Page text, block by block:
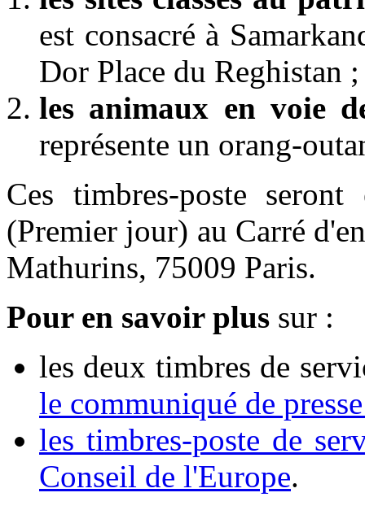
est consacré à
Dor Place du Reghistan
les animaux en voie
représente un orang-
Ces timbres-poste
(Premier jour) au Carré
Mathurins, 75009 Paris.
Pour en savoir plus sur :
les deux timbres de
le communiqué de
les timbres-poste de
Conseil de l'Europe.